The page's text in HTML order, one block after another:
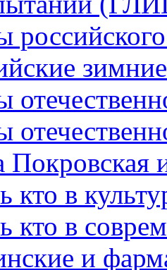
Покровская
кто в
кто в
и